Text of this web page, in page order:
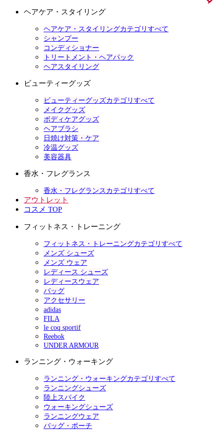
ヘアケア・スタイリング
ヘアケア・スタイリングカテゴリすべて
シャンプー
コンディショナー
トリートメント・ヘアパック
ヘアスタイリング
ビューティーグッズ
ビューティーグッズカテゴリすべて
メイクグッズ
ボディケアグッズ
ヘアブラシ
日焼け対策・ケア
冷温グッズ
美容器具
香水・フレグランス
香水・フレグランスカテゴリすべて
アウトレット
コスメ TOP
フィットネス・トレーニング
フィットネス・トレーニングカテゴリすべて
メンズ シューズ
メンズ ウェア
レディース シューズ
レディースウェア
バッグ
アクセサリー
adidas
FILA
le coq sportif
Reebok
UNDER ARMOUR
ランニング・ウォーキング
ランニング・ウォーキングカテゴリすべて
ランニングシューズ
陸上スパイク
ウォーキングシューズ
ランニングウェア
バッグ・ポーチ